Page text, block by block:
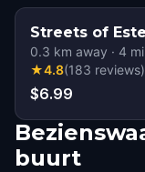
Streets of
0.3 km away · 4
★4.8(183 reviews)
$6.99
buurt